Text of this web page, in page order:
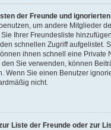
der Freunde und
um andere Mitglieder
Ihrer Freundesliste
schnellen Zugriff aufgelistet.
ihnen schnell eine Private
Sie verwenden, können
Wenn Sie einen Benutzer
nicht.
Liste der Freunde oder zur